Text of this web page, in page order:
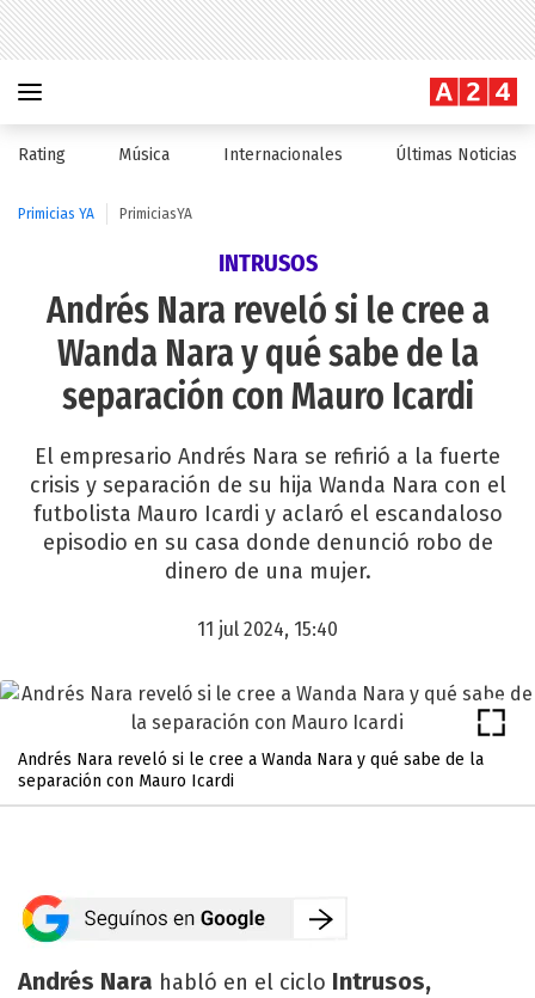
Rating Música Internacionales Últimas Noticias
Primicias YA PrimiciasYA
INTRUSOS
Andrés Nara reveló si le cree a
Wanda Nara y qué sabe de la
separación con Mauro Icardi
El empresario Andrés Nara se refirió a la fuerte
crisis y separación de su hija Wanda Nara con el
futbolista Mauro Icardi y aclaró el escandaloso
episodio en su casa donde denunció robo de
dinero de una mujer.
11 jul 2024, 15:40
Andrés Nara reveló si le cree a Wanda Nara y qué sabe de la
separación con Mauro Icardi
Andrés Nara habló en el ciclo Intrusos,